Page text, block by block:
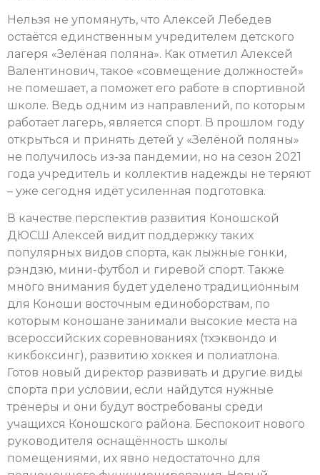
Нельзя не упомянуть, что Алексей Лебедев
остаётся единственным учредителем детского
лагеря «Зелёная поляна». Как отметил Алексей
Валентинович, такое «совмещение должностей»
не помешает, а поможет его работе в спортивной
школе. Ведь одним из направлений, по которым
работает лагерь, является спорт. В прошлом году
открыться и принять детей у «Зелёной поляны»
не получилось из-за пандемии, но на сезон 2021
года учредитель и коллектив надежды не теряют
– уже сегодня идёт усиленная подготовка.
В качестве перспектив развития Коношской
ДЮСШ Алексей видит поддержку таких
популярных видов спорта, как лыжные гонки,
рэндзю, мини-футбол и гиревой спорт. Также
много внимания будет уделено традиционным
для Коноши восточным единоборствам, по
которым коношане занимали высокие места на
всероссийских соревнованиях (тхэквондо и
кикбоксинг), развитию хоккея и полиатлона.
Готов новый директор развивать и другие виды
спорта при условии, если найдутся нужные
тренеры и они будут востребованы среди
учащихся Коношского района. Беспокоит нового
руководителя оснащённость школы
помещениями, их явно недостаточно для